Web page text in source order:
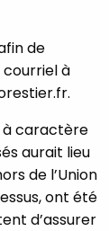
de
courriel à
à caractère
aurait lieu
de l’Union
ont été
d’assurer